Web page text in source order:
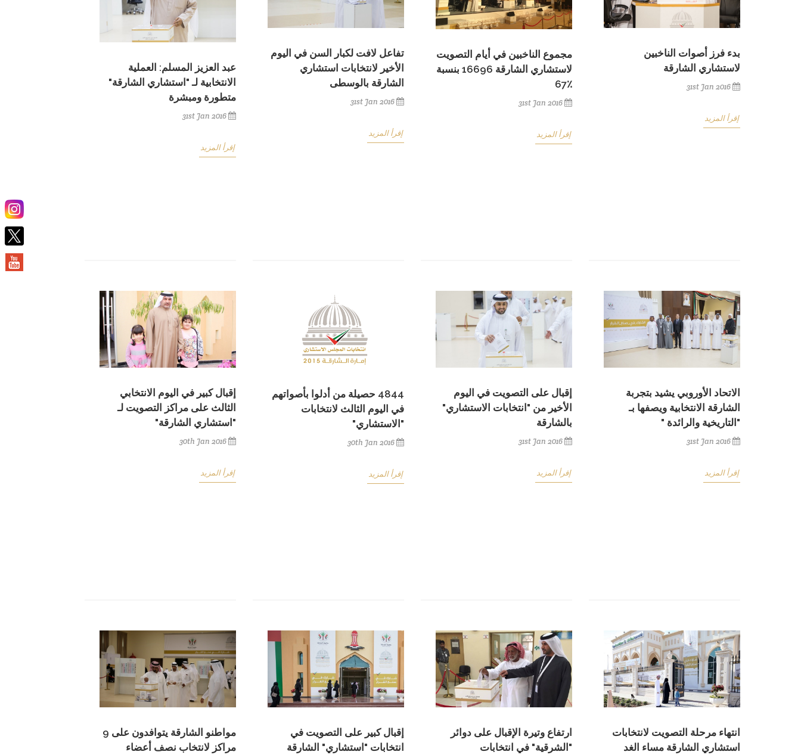
بدء فرز أصوات الناخبين
لاستشاري الشارقة
31st Jan 2016
إقرأ المزيد
مجموع الناخبين في أيام التصويت
لاستشاري الشارقة 16696 بنسبة
٪67
31st Jan 2016
إقرأ المزيد
تفاعل لافت لكبار السن في اليوم
الأخير لانتخابات استشاري
الشارقة بالوسطى
31st Jan 2016
إقرأ المزيد
عبد العزيز المسلم: العملية
الانتخابية لـ "استشاري الشارقة"
متطورة ومبشرة
31st Jan 2016
إقرأ المزيد
الاتحاد الأوروبي يشيد بتجربة
الشارقة الانتخابية ويصفها بـ
"التاريخية والرائدة "
31st Jan 2016
إقرأ المزيد
إقبال على التصويت في اليوم
الأخير من "انتخابات الاستشاري"
بالشارقة
31st Jan 2016
إقرأ المزيد
4844 حصيلة من أدلوا بأصواتهم
في اليوم الثالث لانتخابات
"الاستشاري"
30th Jan 2016
إقرأ المزيد
إقبال كبير في اليوم الانتخابي
الثالث على مراكز التصويت لـ
"استشاري الشارقة"
30th Jan 2016
إقرأ المزيد
انتهاء مرحلة التصويت لانتخابات
استشاري الشارقة مساء الغد
ارتفاع وتيرة الإقبال على دوائر
"الشرقية" في انتخابات
إقبال كبير على التصويت في
انتخابات "استشاري" الشارقة
مواطنو الشارقة يتوافدون على 9
مراكز لانتخاب نصف أعضاء